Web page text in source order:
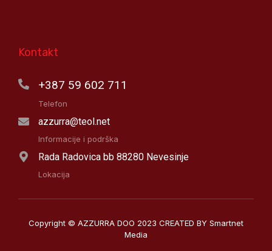
Kontakt
+387 59 602 711
Telefon
azzurra@teol.net
Informacije i podrška
Rada Radovica bb 88280 Nevesinje
Lokacija
Copyright © AZZURRA DOO 2023 CREATED BY Smartnet
Media